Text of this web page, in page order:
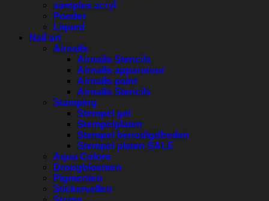
samples acryl
Poeder
Liqued
Nail art
Airnails
Airnails Stencils
Airnails apparatuur
Airnails paint
Airnails Stencils
Stamping
Stempel gel
Stempelplaten
Stempel benodigdheden
Stempel platen SALE
Aqua Colors
Droogbloemen
Pigmenten
Stickervellen